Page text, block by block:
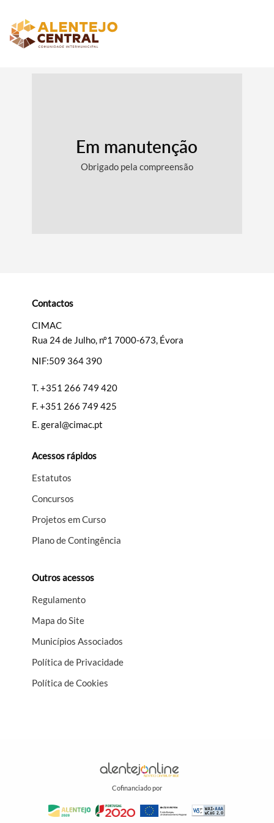
Termo de Pesquisa
Categorias gerais
Filtros
Em manutenção
Obrigado pela compreensão
Contactos
CIMAC
Rua 24 de Julho, nº1 7000-673, Évora
NIF:509 364 390
T.+351 266 749 420
F.+351 266 749 425
E.geral@cimac.pt
Acessos rápidos
Estatutos
Concursos
Projetos em Curso
Plano de Contingência
Outros acessos
Regulamento
Mapa do Site
Municípios Associados
Política de Privacidade
Política de Cookies
Cofinanciado por